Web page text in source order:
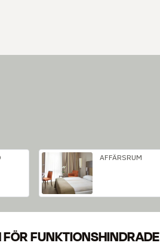
AFFÄRSRUM
FÖR FUNKTIONSHINDRADE